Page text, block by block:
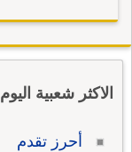
الاكثر شعبية اليوم
أحرز تقدم